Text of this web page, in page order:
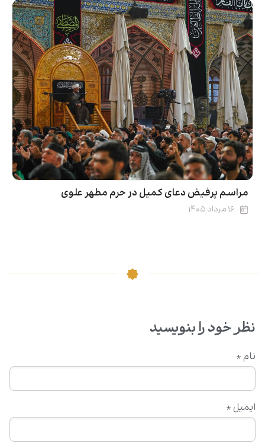
مراسم پرفیض دعای کمیل در حرم مطهر علوی
۱۶ مرداد ۱۴۰۵
نظر خود را بنویسید
نام *
ایمیل *